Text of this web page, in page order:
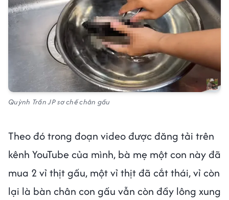
Quỳnh Trần JP sơ chế chân gấu
Theo đó trong đoạn video được đăng tải trên
kênh YouTube của mình, bà mẹ một con này đã
mua 2 vỉ thịt gấu, một vỉ thịt đã cắt thái, vỉ còn
lại là bàn chân con gấu vẫn còn đầy lông xung